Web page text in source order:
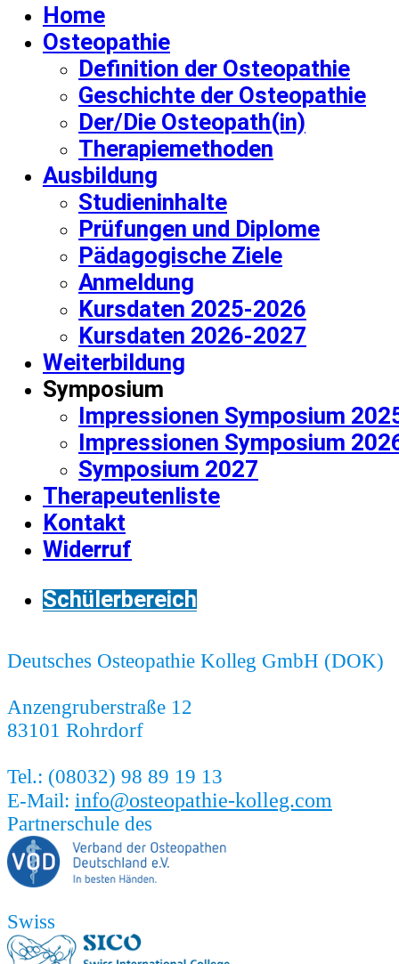
Home
Osteopathie
Definition der Osteopathie
Geschichte der Osteopathie
Der/Die Osteopath(in)
Therapiemethoden
Ausbildung
Studieninhalte
Prüfungen und Diplome
Pädagogische Ziele
Anmeldung
Kursdaten 2025-2026
Kursdaten 2026-2027
Weiterbildung
Symposium
Impressionen Symposium
Impressionen Symposium
Symposium 2027
Therapeutenliste
Kontakt
Widerruf
Schülerbereich
Deutsches Osteopathie Kolleg GmbH (DOK)
Anzengruberstraße 12
83101 Rohrdorf
Tel.: (08032) 98 89 19 13
E-Mail: info@osteopathie-kolleg.com
Partnerschule des
Swiss